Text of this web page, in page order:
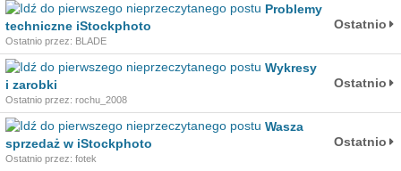
Problemy
techniczne iStockphoto
Ostatnio przez: BLADE
Ostatnio
Wykresy
i zarobki
Ostatnio przez: rochu_2008
Ostatnio
Wasza
sprzedaż w iStockphoto
Ostatnio przez: fotek
Ostatnio